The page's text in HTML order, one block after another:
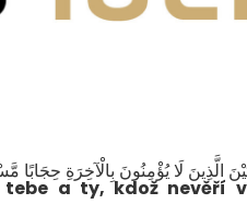
الَّذِينَ لَا يُؤْمِنُونَ بِالْآخِرَةِ حِجَابًا
a ty, kdož nevěří